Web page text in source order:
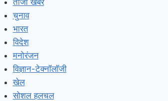
ताजा खबर
चुनाव
भारत
विदेश
मनोरंजन
विज्ञान-टेक्नॉलॉजी
खेल
सोशल हलचल